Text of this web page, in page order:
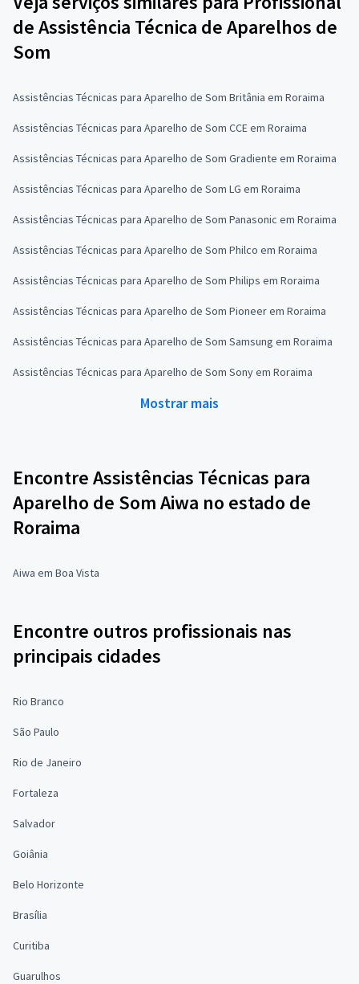
de Assistência Técnica de Aparelhos de
Som
Assistências Técnicas para Aparelho de Som Britânia em Roraima
Assistências Técnicas para Aparelho de Som CCE em Roraima
Assistências Técnicas para Aparelho de Som Gradiente em Roraima
Assistências Técnicas para Aparelho de Som LG em Roraima
Assistências Técnicas para Aparelho de Som Panasonic em Roraima
Assistências Técnicas para Aparelho de Som Philco em Roraima
Assistências Técnicas para Aparelho de Som Philips em Roraima
Assistências Técnicas para Aparelho de Som Pioneer em Roraima
Assistências Técnicas para Aparelho de Som Samsung em Roraima
Assistências Técnicas para Aparelho de Som Sony em Roraima
Mostrar mais
Encontre Assistências Técnicas para
Aparelho de Som Aiwa no estado de
Roraima
Aiwa em Boa Vista
Encontre outros profissionais nas
principais cidades
Rio Branco
São Paulo
Rio de Janeiro
Fortaleza
Salvador
Goiânia
Belo Horizonte
Brasília
Curitiba
Guarulhos